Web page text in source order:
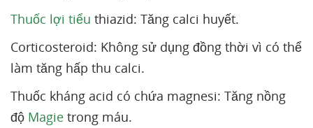
Thuốc lợi tiểu thiazid: Tăng calci huyết.
Corticosteroid: Không sử dụng đồng thời vì có thể
làm tăng hấp thu calci.
Thuốc kháng acid có chứa magnesi: Tăng nồng
độ Magie trong máu.